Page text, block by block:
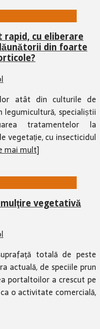
rapid, cu eliberare
din foarte
atât din culturile de
legumicultură, specialiștii
tratamentelor la
vegetație, cu insecticidul
mai mult]
vegetativă
totală de peste
actuală, de speciile prun
portaltoilor a crescut pe
o activitate comercială,